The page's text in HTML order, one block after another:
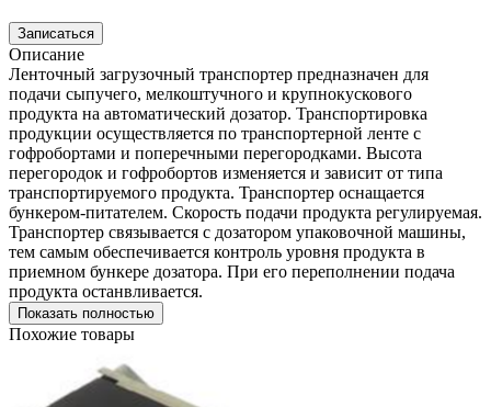
Записаться
Описание
Ленточный загрузочный транспортер предназначен для
подачи сыпучего, мелкоштучного и крупнокускового
продукта на автоматический дозатор. Транспортировка
продукции осуществляется по транспортерной ленте с
гофробортами и поперечными перегородками. Высота
перегородок и гофробортов изменяется и зависит от типа
транспортируемого продукта. Транспортер оснащается
бункером-питателем. Скорость подачи продукта регулируемая.
Транспортер связывается с дозатором упаковочной машины,
тем самым обеспечивается контроль уровня продукта в
приемном бункере дозатора. При его переполнении подача
продукта останвливается.
Показать полностью
Похожие товары